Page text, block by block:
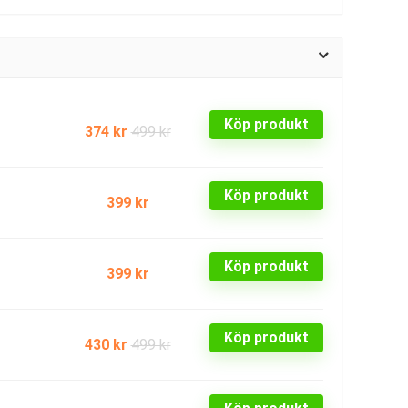
374 kr 499 kr Köp produkt
399 kr Köp produkt
399 kr Köp produkt
430 kr 499 kr Köp produkt